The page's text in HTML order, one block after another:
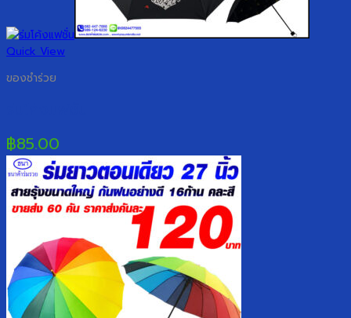
Quick View
ของชำร่วย
฿85.00